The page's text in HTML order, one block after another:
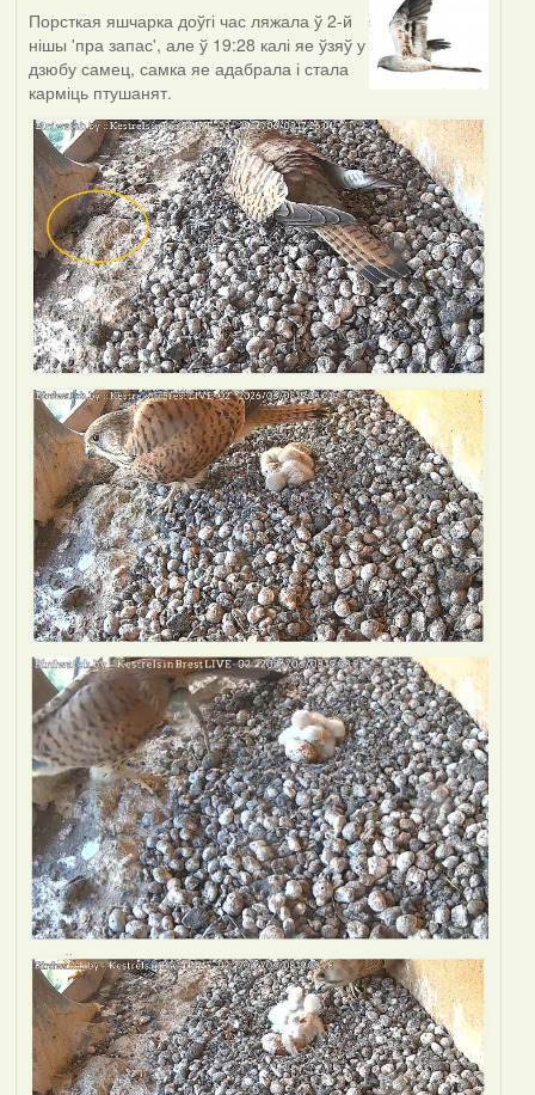
Порсткая яшчарка доўгі час ляжала ў 2-й
нішы 'пра запас', але ў 19:28 калі яе ўзяў у
дзюбу самец, самка яе адабрала і стала
карміць птушанят.